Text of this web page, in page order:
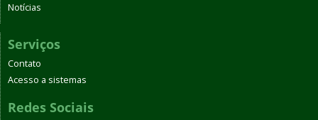
Notícias
Serviços
Contato
Acesso a sistemas
Redes Sociais